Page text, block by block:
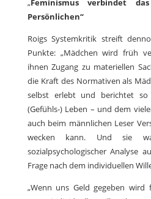
„Feminismus verbindet
Persönlichen“
Roigs Systemkritik streift
Punkte: „Mädchen wird früh
ihnen Zugang zu materiellen
die Kraft des Normativen als
selbst erlebt und berichtet so
(Gefühls-) Leben – und dem
auch beim männlichen Leser
wecken kann. Und sie
sozialpsychologischer Analyse
Frage nach dem individuellen
„Wenn uns Geld gegeben wird